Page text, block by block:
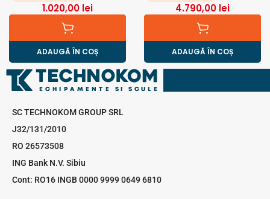
1.020,00 lei
ADAUGĂ ÎN COȘ
4.790,00 lei
ADAUGĂ ÎN COȘ
SC TECHNOKOM GROUP SRL
J32/131/2010
RO 26573508
ING Bank N.V. Sibiu
Cont: RO16 INGB 0000 9999 0649 6810